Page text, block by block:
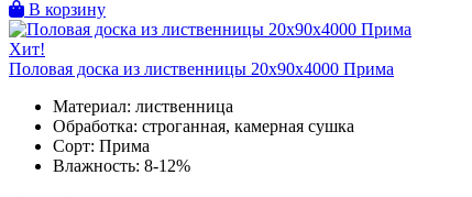
В корзину
Хит!
Половая доска из лиственницы 20х90х4000 Прима
Материал: лиственница
Обработка: строганная, камерная сушка
Сорт: Прима
Влажность: 8-12%